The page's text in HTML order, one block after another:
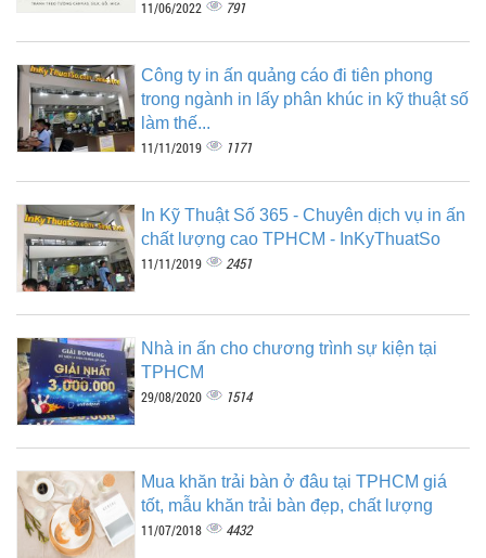
11/06/2022 791
Công ty in ấn quảng cáo đi tiên phong
trong ngành in lấy phân khúc in kỹ thuật số
làm thế...
11/11/2019 1171
In Kỹ Thuật Số 365 - Chuyên dịch vụ in ấn
chất lượng cao TPHCM - InKyThuatSo
11/11/2019 2451
Nhà in ấn cho chương trình sự kiện tại
TPHCM
29/08/2020 1514
Mua khăn trải bàn ở đâu tại TPHCM giá
tốt, mẫu khăn trải bàn đẹp, chất lượng
11/07/2018 4432